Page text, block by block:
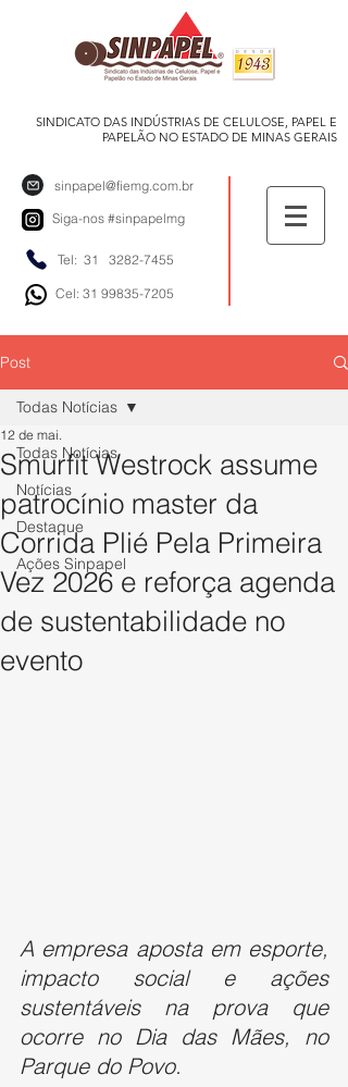
SINDICATO DAS INDÚSTRIAS DE CELULOSE, PAPEL E
PAPELÃO NO ESTADO DE MINAS GERAIS
sinpapel@fiemg.com.br
Siga-nos #sinpapelmg
Tel: 31 3282-7455
Cel: 31 99835-7205
Post
Todas Notícias
Notícias
Destaque
Ações Sinpapel
Todas Notícias
Smurfit Westrock assume
patrocínio master da
Corrida Plié Pela Primeira
Vez 2026 e reforça agenda
de sustentabilidade no
evento
12 de mai.
A empresa aposta em esporte,
impacto social e ações
sustentáveis na prova que
ocorre no Dia das Mães, no
Parque do Povo.